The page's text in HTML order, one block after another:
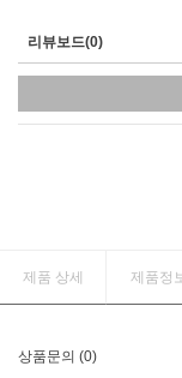
리뷰보드(0)
제품 상세 제품정
상품문의 (0)